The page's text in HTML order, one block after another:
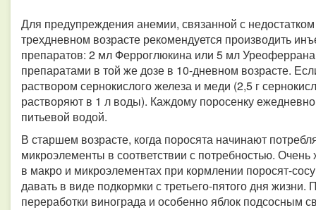
Для предупреждения анемии, связанной с
трехдневном возрасте рекомендуется производить
препаратов: 2 мл Ферроглюкина или 5 мл
препаратами в той же дозе в 10-дневном возрасте.
раствором сернокислого железа и меди (2,5 г
растворяют в 1 л воды). Каждому поросенку
питьевой водой.
В старшем возрасте, когда поросята начинают
микроэлементы в соответствии с потребностью.
в макро и микроэлементах при кормлении поросят-
давать в виде подкормки с третьего-пятого дня жизни.
переработки винограда и особенно яблок подсосным